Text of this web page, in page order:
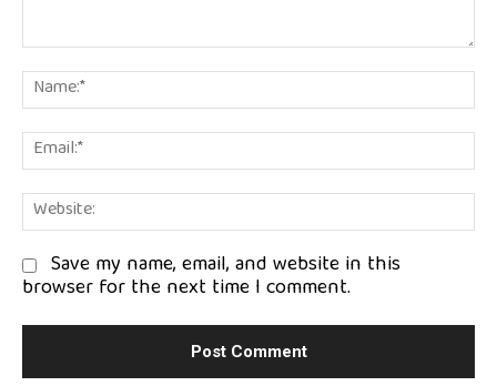
Comment:
Save my name, email, and website in this
browser for the next time I comment.